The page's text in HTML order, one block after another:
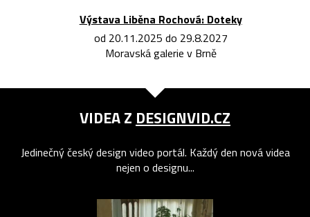
Výstava Liběna Rochová: Doteky
od 20.11.2025 do 29.8.2027
Moravská galerie v Brně
VIDEA Z DESIGNVID.CZ
Jedinečný český design video portál. Každý den nová videa
nejen o designu...